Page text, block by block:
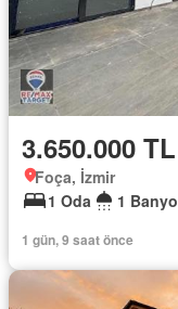
3.650.000 TL
Foça, İzmir
1 Oda
1 Banyo
1 gün, 9 saat önce